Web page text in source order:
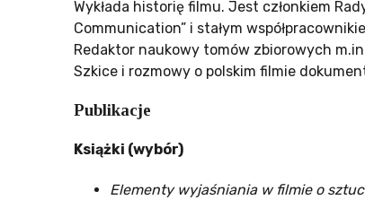
Wykłada historię filmu. Jest członkiem
Communication” i stałym
Redaktor naukowy tomów zbiorowych
Szkice i rozmowy o polskim filmie
Publikacje
Książki (wybór)
Elementy wyjaśniania w filmie o